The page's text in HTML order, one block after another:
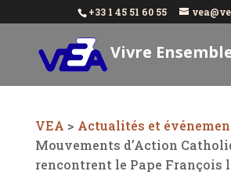
+33 1 45 51 60 55
Vivre
VEA > Actualités et
Mouvements d’Action
rencontrent le Pape François